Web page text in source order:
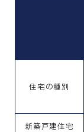
住宅の種別
新築戸建住宅